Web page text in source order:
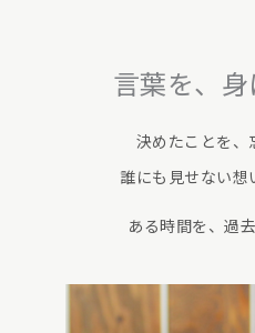
言葉を、身
決めたことを、
誰にも見せない想
ある時間を、過